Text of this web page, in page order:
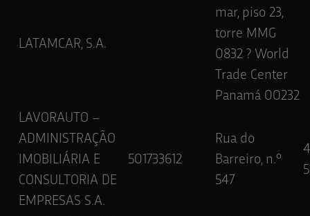
LATAMCAR, S.A.
mar, piso 23,
torre MMG
0832 ? World
Trade Center
Panamá 00232
LAVORAUTO –
ADMINISTRAÇÃO
IMOBILIÁRIA E
CONSULTORIA DE
EMPRESAS S.A.
501733612
Rua do
Barreiro, n.º
547